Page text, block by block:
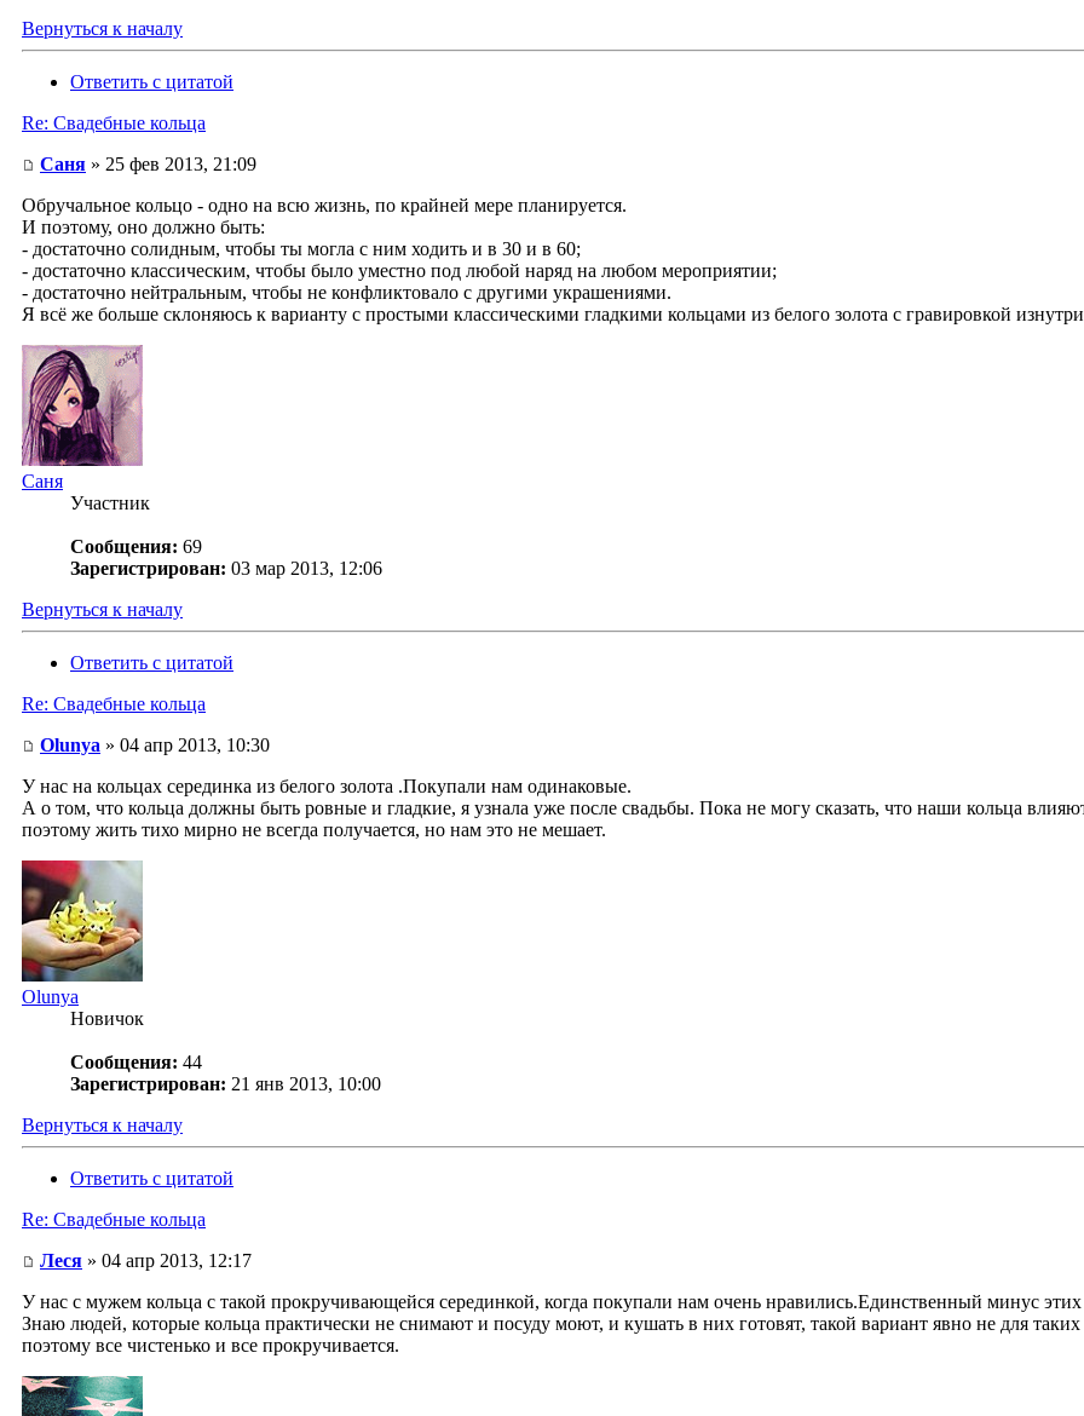
Вернуться к началу
Ответить с цитатой
Re: Свадебные кольца
Саня » 25 фев 2013, 21:09
Обручальное кольцо - одно на всю жизнь, по крайней мере планируется.
И поэтому, оно должно быть:
- достаточно солидным, чтобы ты могла с ним ходить и в 30 и в 60;
- достаточно классическим, чтобы было уместно под любой наряд на любом мероприятии;
- достаточно нейтральным, чтобы не конфликтовало с другими украшениями.
Я всё же больше склоняюсь к варианту с простыми классическими гладкими кольцами из белого золота с гравировкой
Саня
Участник
Сообщения: 69
Зарегистрирован: 03 мар 2013, 12:06
Вернуться к началу
Ответить с цитатой
Re: Свадебные кольца
Olunya » 04 апр 2013, 10:30
У нас на кольцах серединка из белого золота .Покупали нам одинаковые.
А о том, что кольца должны быть ровные и гладкие, я узнала уже после свадьбы. Пока не могу сказать, что наши кольца
поэтому жить тихо мирно не всегда получается, но нам это не мешает.
Olunya
Новичок
Сообщения: 44
Зарегистрирован: 21 янв 2013, 10:00
Вернуться к началу
Ответить с цитатой
Re: Свадебные кольца
Леся » 04 апр 2013, 12:17
У нас с мужем кольца с такой прокручивающейся серединкой, когда покупали нам очень нравились.Единственный минус этих
Знаю людей, которые кольца практически не снимают и посуду моют, и кушать в них готовят, такой вариант явно не для
поэтому все чистенько и все прокручивается.